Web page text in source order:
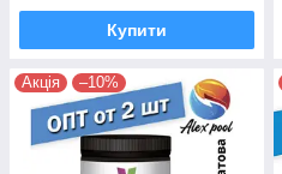
Купити
Акція –10%